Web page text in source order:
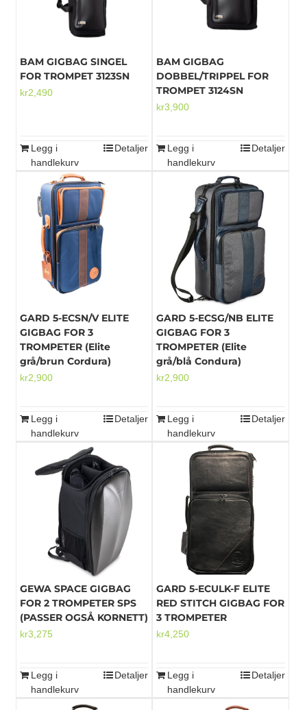
BAM GIGBAG SINGEL
FOR TROMPET 3123SN
kr2,490
Legg i
handlekurv
Detaljer
BAM GIGBAG
DOBBEL/TRIPPEL FOR
TROMPET 3124SN
kr3,900
Legg i
handlekurv
Detaljer
GARD 5-ECSN/V ELITE
GIGBAG FOR 3
TROMPETER (Elite
grå/brun Cordura)
kr2,900
Legg i
handlekurv
Detaljer
GARD 5-ECSG/NB ELITE
GIGBAG FOR 3
TROMPETER (Elite
grå/blå Condura)
kr2,900
Legg i
handlekurv
Detaljer
GEWA SPACE GIGBAG
FOR 2 TROMPETER SPS
(PASSER OGSÅ KORNETT)
kr3,275
Legg i
handlekurv
Detaljer
GARD 5-ECULK-F ELITE
RED STITCH GIGBAG FOR
3 TROMPETER
kr4,250
Legg i
handlekurv
Detaljer